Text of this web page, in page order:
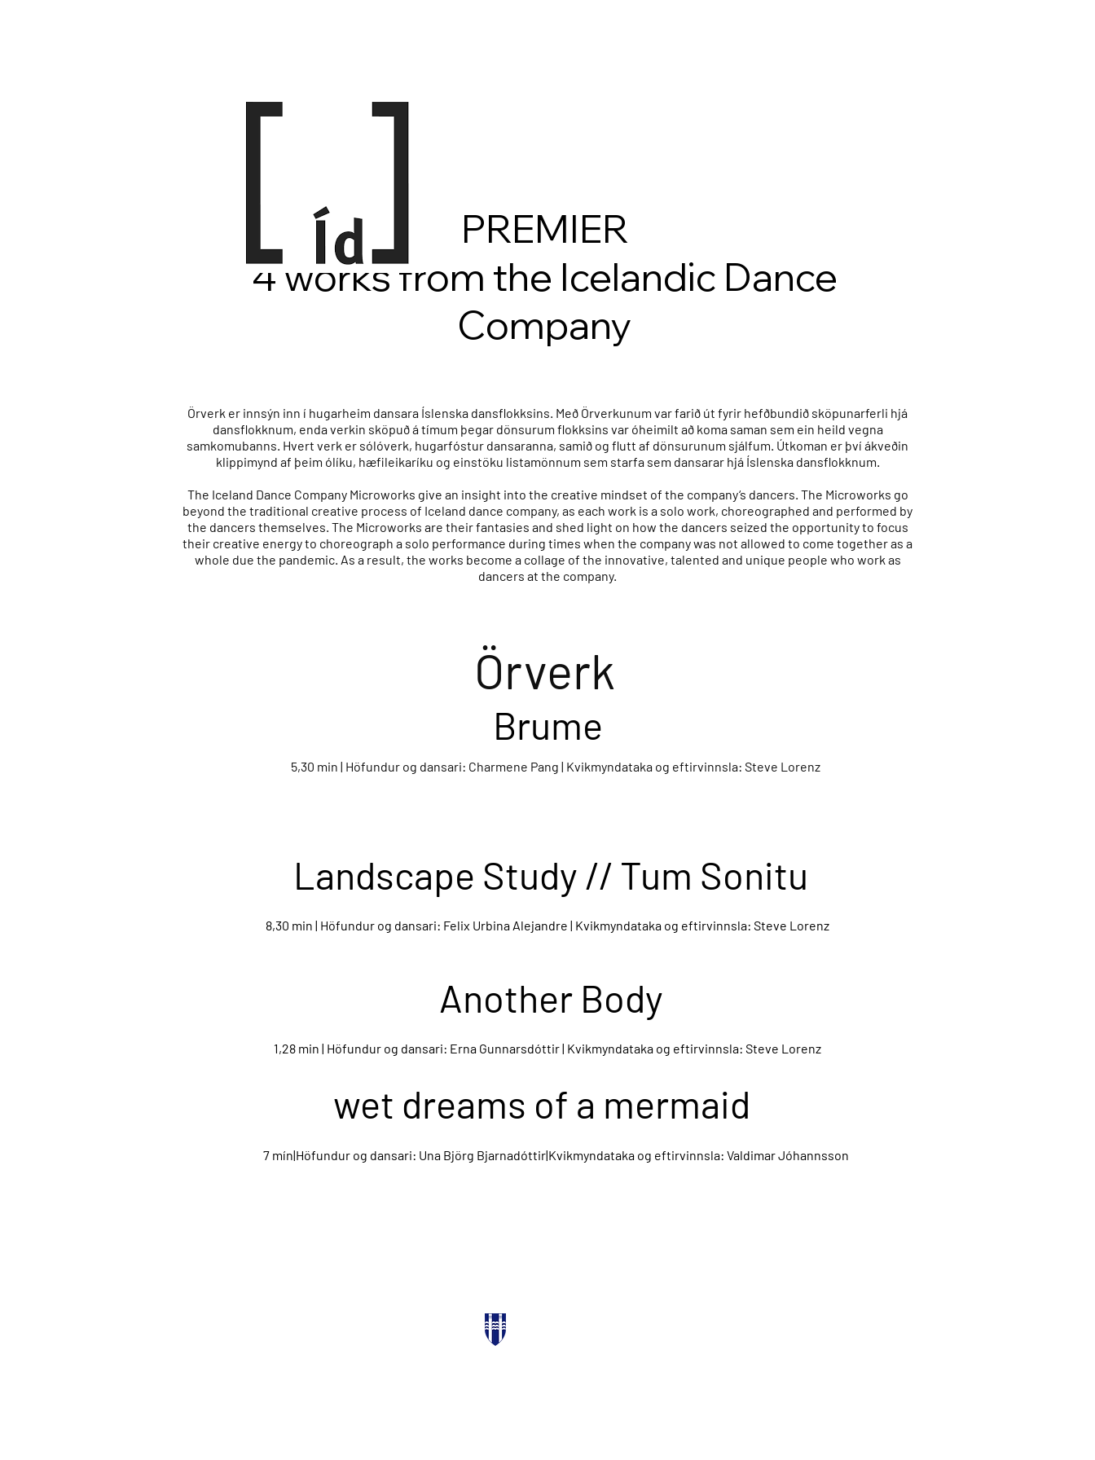
PREMIER
4 works from the Icelandic Dance
Company
Örverk er innsýn inn í hugarheim dansara Íslenska dansflokksins. Með Örverkunum var farið út fyrir hefðbundið sköpunarferli hjá
dansflokknum, enda verkin sköpuð á tímum þegar dönsurum flokksins var óheimilt að koma saman sem ein heild vegna
samkomubanns. Hvert verk er sólóverk, hugarfóstur dansaranna, samið og flutt af dönsurunum sjálfum. Útkoman er því ákveðin
klippimynd af þeim ólíku, hæfileikaríku og einstöku listamönnum sem starfa sem dansarar hjá Íslenska dansflokknum.
The Iceland Dance Company Microworks give an insight into the creative mindset of the company‘s dancers. The Microworks go
beyond the traditional creative process of Iceland dance company, as each work is a solo work, choreographed and performed by
the dancers themselves. The Microworks are their fantasies and shed light on how the dancers seized the opportunity to focus
their creative energy to choreograph a solo performance during times when the company was not allowed to come together as a
whole due the pandemic. As a result, the works become a collage of the innovative, talented and unique people who work as
dancers at the company.
Örverk
Brume
5,30 min | Höfundur og dansari: Charmene Pang | Kvikmyndataka og eftirvinnsla: Steve Lorenz
Landscape Study // Tum Sonitu
8,30 min | Höfundur og dansari: Felix Urbina Alejandre | Kvikmyndataka og eftirvinnsla: Steve Lorenz
Another Body
1,28 min | Höfundur og dansari: Erna Gunnarsdóttir | Kvikmyndataka og eftirvinnsla: Steve Lorenz
wet dreams of a mermaid
7 mín|Höfundur og dansari: Una Björg Bjarnadóttir|Kvikmyndataka og eftirvinnsla: Valdimar Jóhannsson